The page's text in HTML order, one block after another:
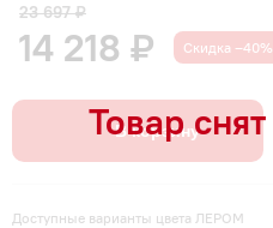
Доступные варианты цвета ЛЕРОМ
23 697 ₽
14 218 ₽ Скидка –40%
В корзину